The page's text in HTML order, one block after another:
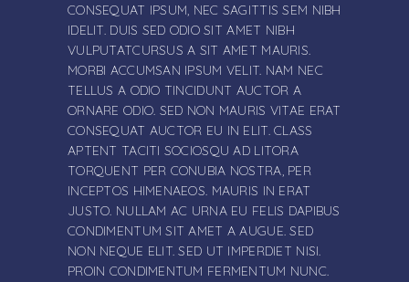
CONSEQUAT IPSUM, NEC SAGITTIS SEM NIBH
IDELIT. DUIS SED ODIO SIT AMET NIBH
VULPUTATCURSUS A SIT AMET MAURIS.
MORBI ACCUMSAN IPSUM VELIT. NAM NEC
TELLUS A ODIO TINCIDUNT AUCTOR A
ORNARE ODIO. SED NON MAURIS VITAE ERAT
CONSEQUAT AUCTOR EU IN ELIT. CLASS
APTENT TACITI SOCIOSQU AD LITORA
TORQUENT PER CONUBIA NOSTRA, PER
INCEPTOS HIMENAEOS. MAURIS IN ERAT
JUSTO. NULLAM AC URNA EU FELIS DAPIBUS
CONDIMENTUM SIT AMET A AUGUE. SED
NON NEQUE ELIT. SED UT IMPERDIET NISI.
PROIN CONDIMENTUM FERMENTUM NUNC.